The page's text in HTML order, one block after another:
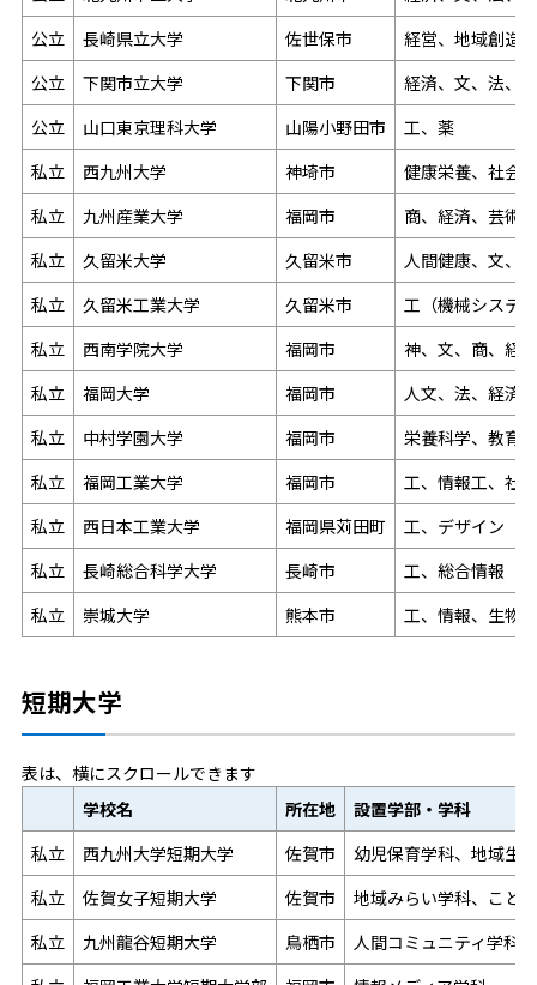
公立
長崎県立大学 佐世保市
経営、地域創造
公立
下関市立大学 下関市
経済、文、法、
公立
山口東京理科大学 山陽小野田市
工、薬
私立
西九州大学 神埼市
健康栄養、社会
私立
九州産業大学 福岡市
商、経済、芸術
私立
久留米大学 久留米市
人間健康、文、
私立
久留米工業大学 久留米市
工（機械システ
私立
西南学院大学 福岡市
神、文、商、経
私立
福岡大学 福岡市
人文、法、経済
私立
中村学園大学 福岡市
栄養科学、教育
私立
福岡工業大学 福岡市
工、情報工、社
私立
西日本工業大学 福岡県苅田町
工、デザイン
私立
長崎総合科学大学 長崎市
工、総合情報
私立
崇城大学 熊本市 工、情報、生物
短期大学
表は、横にスクロールできます
学校名
所在地
設置学部・学科
私立
西九州大学短期大学 佐賀市
幼児保育学科、地域生
私立
佐賀女子短期大学 佐賀市
地域みらい学科、こど
私立
九州龍谷短期大学 鳥栖市
人間コミュニティ学科